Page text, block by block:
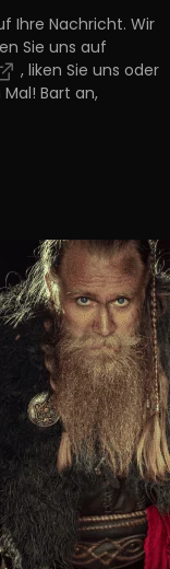
Ihre Nachricht. Wir
Sie uns auf
, liken Sie uns oder
Bart an,